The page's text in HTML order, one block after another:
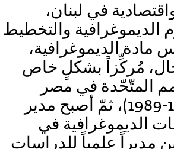
في لبنان،
والتخطيط
الديموغرافية،
مُركِّزاً بشكلٍ خاص
المتّحّدة في مصر
والكامرون وهاييتي والمغرب (1984-1989)، ثمّ أصبح مدير
الديموغرافية في
مديراً علمياً للدراسات